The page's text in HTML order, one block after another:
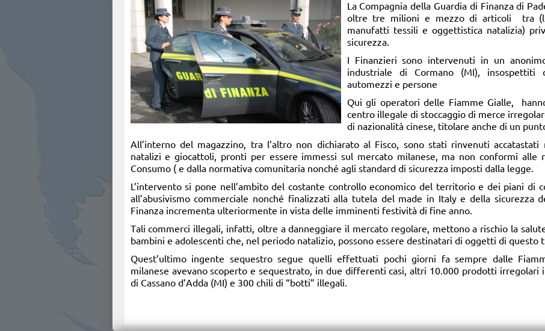
​La Compagnia della Guardia di Finanza di
oltre tre milioni e mezzo di articoli tra
manufatti tessili e oggettistica natalizia)
sicurezza.
I Finanzieri sono intervenuti in un
industriale di Cormano (MI),
automezzi e persone
Qui gli operatori delle Fiamme Gialle,
centro illegale di stoccaggio di merce
di nazionalità cinese, titolare anche di un
All’interno del magazzino, tra l’altro non dichiarato al Fisco, sono stati rinvenuti
natalizi e giocattoli, pronti per essere immessi sul mercato milanese, ma non conformi alle
Consumo ( e dalla normativa comunitaria nonché agli standard di sicurezza imposti dalla legge.
L’intervento si pone nell’ambito del costante controllo economico del territorio e dei piani di
all’abusivismo commerciale nonché finalizzati alla tutela del made in Italy e della sicurezza
Finanza incrementa ulteriormente in vista delle imminenti festività di fine anno.
Tali commerci illegali, infatti, oltre a danneggiare il mercato regolare, mettono a rischio la
bambini e adolescenti che, nel periodo natalizio, possono essere destinatari di oggetti di questo
Quest’ultimo ingente sequestro segue quelli effettuati pochi giorni fa sempre dalle
milanese avevano scoperto e sequestrato, in due differenti casi, altri 10.000 prodotti irregolari
di Cassano d’Adda (MI) e 300 chili di “botti” illegali.